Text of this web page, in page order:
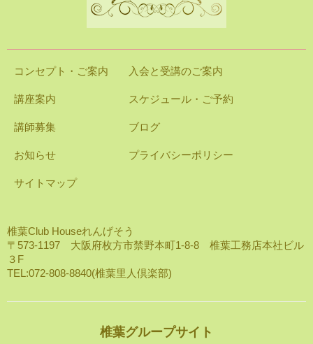
コンセプト・ご案内 入会と受講のご案内
講座案内 スケジュール・ご予約
講師募集 ブログ
お知らせ プライバシーポリシー
サイトマップ
椎葉Club Houseれんげそう
〒573-1197 大阪府枚方市禁野本町1-8-8 椎葉工務店本社ビル
３F
TEL:072-808-8840(椎葉里人倶楽部)
椎葉グループサイト